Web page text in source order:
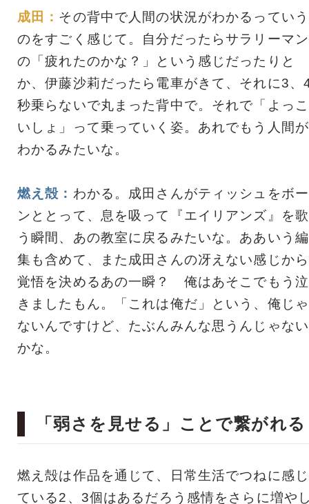
成田： その背中で人間の状況がわかるっていう
のをすごく感じて。自分だったらサラリーマン
の「疲れたのかな？」という感じだったりと
か、伊藤沙莉だったら電車がきて、それに3、
秒乗らないで丸まった背中で。それで「よっこ
いしょ」って乗っていく姿。あれでもう人間が
わかるみたいな。
燃え殻： わかる。成田さんがティッシュをボー
ンととって、息を吸って『エイリアンズ』を歌
う瞬間、あの教室に戻るみたいな。ああいう編
集も含めて、また成田さんの冴えない感じから
覚悟を決めるあの一瞬？ 俺はあそこでもう泣
きましたもん。「これは俺だ」という、俺じゃ
ないんですけど、たぶんみんな思うんじゃない
かな。
「弱さを見せる」ことで繋がれる
燃え殻は作品を通じて、日常生活でつねに感じ
ている2、3個はあるだろう感情をさらに増や